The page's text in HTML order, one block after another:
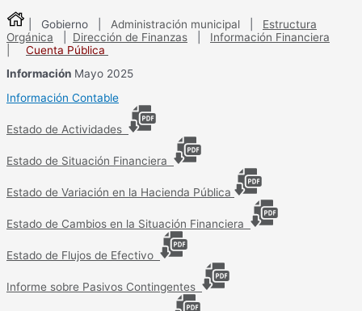
| Gobierno | Administración municipal
Estructura
Orgánica
Dirección de Finanzas
Información Financiera
Cuenta Pública
Información Mayo 2025
Información Contable
Estado de Actividades
Estado de Situación Financiera
Estado de Variación en la Hacienda Pública
Estado de Cambios en la Situación Financiera
Estado de Flujos de Efectivo
Informe sobre Pasivos Contingentes